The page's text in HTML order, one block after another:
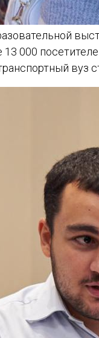
000
вуз